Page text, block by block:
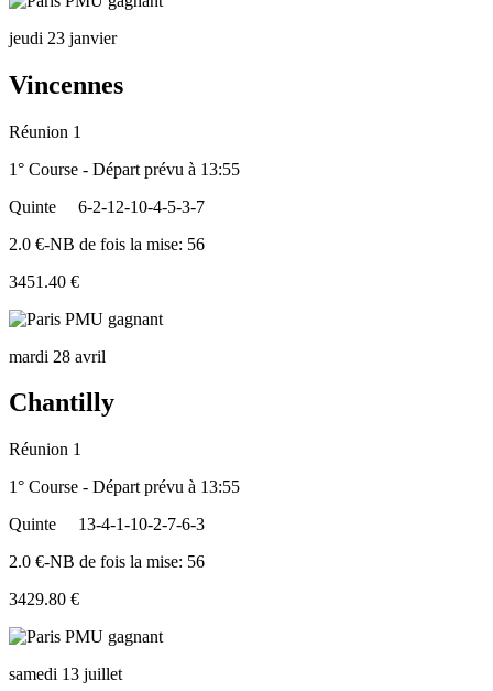
jeudi 23 janvier
Vincennes
Réunion 1
1° Course - Départ prévu à 13:55
Quinte
6-2-12-10-4-5-3-7
2.0 €-NB de fois la mise: 56
3451.40 €
mardi 28 avril
Chantilly
Réunion 1
1° Course - Départ prévu à 13:55
Quinte
13-4-1-10-2-7-6-3
2.0 €-NB de fois la mise: 56
3429.80 €
samedi 13 juillet